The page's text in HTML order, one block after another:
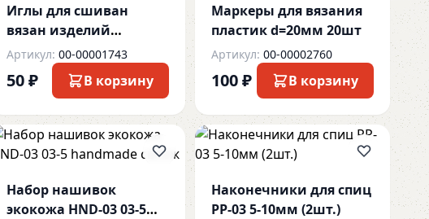
Иглы для сшиван
вязан изделий
TBY.KN09 (2шт)
Артикул: 00-00001743
50 ₽ В корзину
Маркеры для вязания
пластик d=20мм 20шт
Артикул: 00-00002760
100 ₽ В корзину
Набор нашивок
экокожа HND-03 03-5
Наконечники для спиц
PP-03 5-10мм (2шт.)